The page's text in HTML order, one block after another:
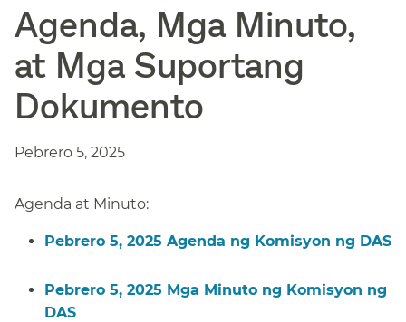
Agenda, Mga Minuto,
at Mga Suportang
Dokumento​​
Pebrero 5, 2025​​
Agenda at Minuto:​​
Pebrero 5, 2025 Agenda ng Komisyon ng DAS​​
Pebrero 5, 2025 Mga Minuto ng Komisyon ng
DAS​​